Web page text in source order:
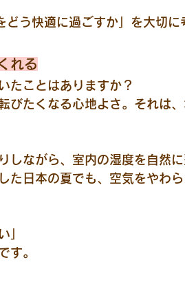
う快適に過ごすか」を大切に
れる
たことはありますか？
びたくなる心地よさ。それは
しながら、室内の湿度を自然
た日本の夏でも、空気をやわ
」
す。